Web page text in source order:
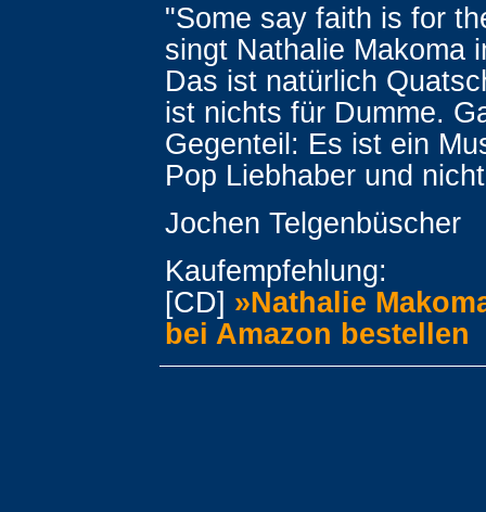
"Some say faith is for
singt Nathalie Makoma
Das ist natürlich
ist nichts für Dumme.
Gegenteil: Es ist ein
Pop Liebhaber und
Jochen Telgenbüscher
Kaufempfehlung:
[CD] »Nathalie
bei Amazon bestellen